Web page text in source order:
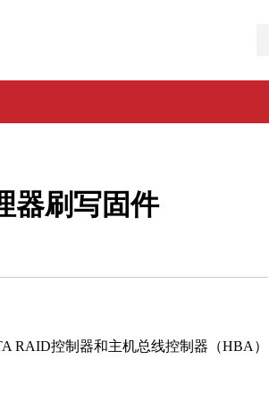
器刷写固件
RAID控制器和主机总线控制器（HBA）